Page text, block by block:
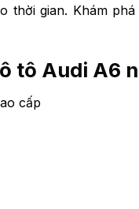
gian. Khám
tô Audi A6
cấp